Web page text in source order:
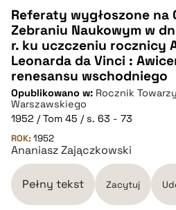
CZYSTY TEKST
pobierz cytat
BIBTEX
pobierz cytat
Referaty wygłoszone na
Zebraniu Naukowym w
r. ku uczczeniu rocznicy
Leonarda da Vinci :
renesansu wschodniego
Opublikowano w: Rocznik
Warszawskiego
1952 / Tom 45 / s. 63 - 73
ROK: 1952
Ananiasz Zajączkowski
Pełny tekst Zacytuj